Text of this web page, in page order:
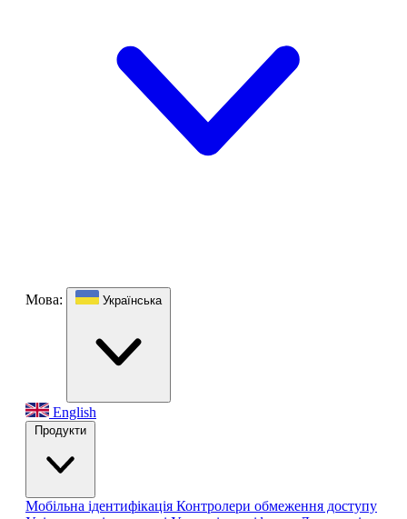
Мова: Українська
English
Продукти
Мобільна ідентифікація Контролери обмеження доступу